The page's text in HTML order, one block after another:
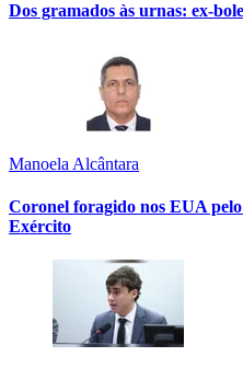
Dos gramados às urnas: ex-
Manoela Alcântara
Coronel foragido nos EUA
Exército